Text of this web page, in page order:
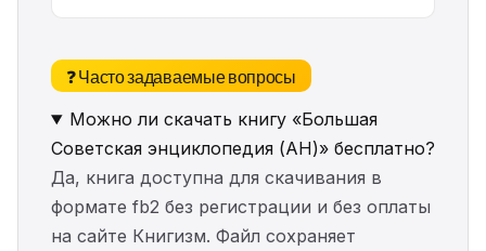
❓ Часто задаваемые вопросы
Можно ли скачать книгу «Большая
Советская энциклопедия (АН)» бесплатно?
Да, книга доступна для скачивания в
формате fb2 без регистрации и без оплаты
на сайте Книгизм. Файл сохраняет